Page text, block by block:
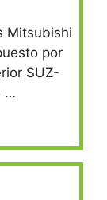
Mitsubishi
por
SUZ-
…